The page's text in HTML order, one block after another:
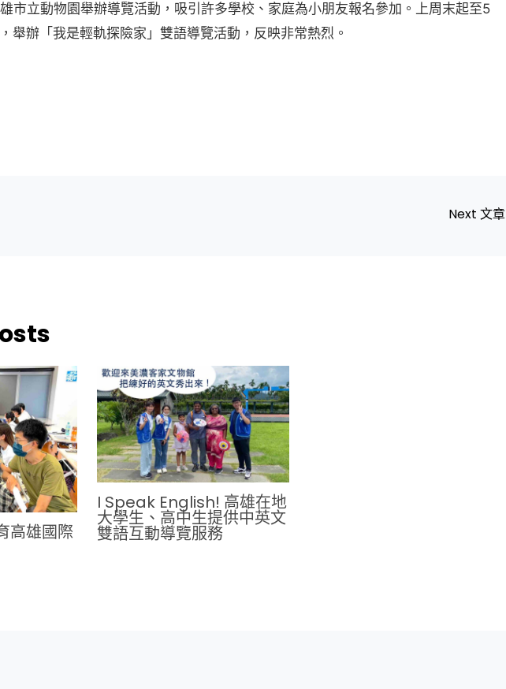
市立動物園舉辦導覽活動，吸引許多學校、家庭為小朋友報名參加。上周末起至5
舉辦「我是輕軌探險家」雙語導覽活動，反映非常熱烈。
Next 文章
高雄國際
I Speak English! 高雄在地
大學生、高中生提供中英文
雙語互動導覽服務